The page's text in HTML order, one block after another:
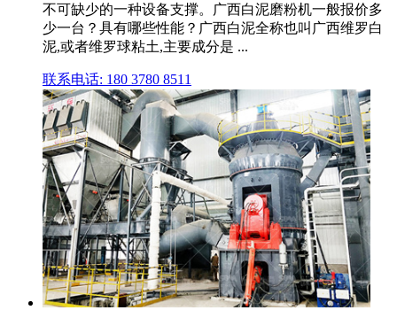
不可缺少的一种设备支撑。广西白泥磨粉机一般报价多
少一台？具有哪些性能？广西白泥全称也叫广西维罗白
泥,或者维罗球粘土,主要成分是 ...
联系电话: 180 3780 8511